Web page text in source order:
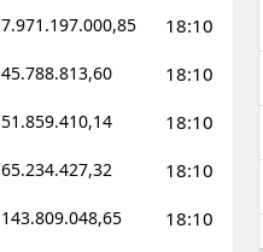
7.971.197.000,85 18:10
45.788.813,60 18:10
51.859.410,14 18:10
65.234.427,32 18:10
143.809.048,65 18:10